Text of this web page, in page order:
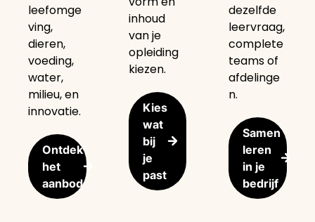
leefomge
ving,
dieren,
voeding,
water,
milieu, en
innovatie.
Ontdek
het
aanbod
inhoud
van je
opleiding
kiezen.
Kies
wat
bij
je
past
dezelfde
leervraag,
complete
teams of
afdelinge
n.
Samen
leren
in je
bedrijf